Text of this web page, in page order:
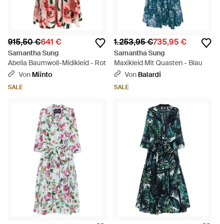
915,50 €641 €
Samantha Sung
Abelia Baumwoll-Midikleid - Rot
Von Miinto
SALE
1.253,95 €735,95 €
Samantha Sung
Maxikleid Mit Quasten - Blau
Von Balardi
SALE